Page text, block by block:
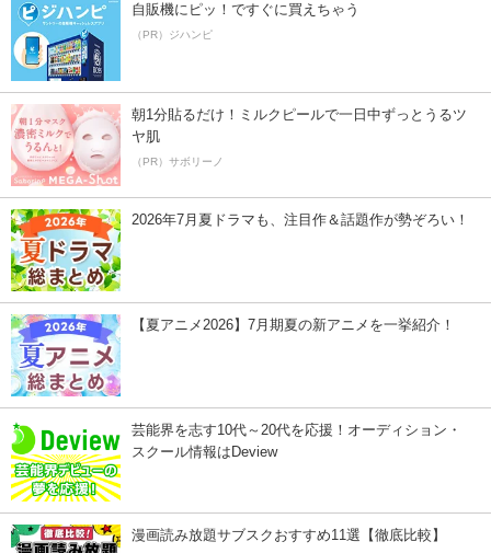
自販機にピッ！ですぐに買えちゃう
（PR）ジハンピ
朝1分貼るだけ！ミルクピールで一日中ずっとうるツ
ヤ肌
（PR）サボリーノ
2026年7月夏ドラマも、注目作＆話題作が勢ぞろい！
【夏アニメ2026】7月期夏の新アニメを一挙紹介！
芸能界を志す10代～20代を応援！オーディション・
スクール情報はDeview
漫画読み放題サブスクおすすめ11選【徹底比較】